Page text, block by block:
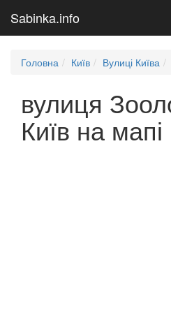
Sabinka.info
Головна Київ Вулиці Київа
вулиця
Київ на мапі